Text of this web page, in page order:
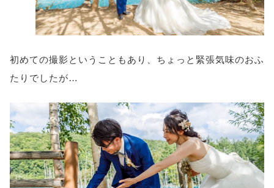
初めての撮影ということもあり、ちょっと緊張気味のおふ
たりでしたが…